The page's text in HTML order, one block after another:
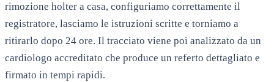
rimozione holter a casa, configuriamo correttamente il
registratore, lasciamo le istruzioni scritte e torniamo a
ritirarlo dopo 24 ore. Il tracciato viene poi analizzato da un
cardiologo accreditato che produce un referto dettagliato e
firmato in tempi rapidi.